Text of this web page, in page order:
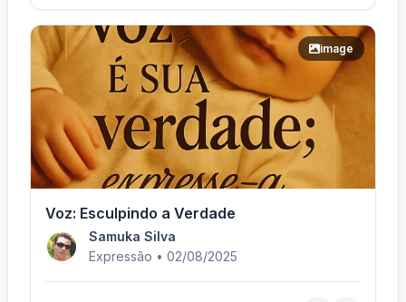
image
Voz: Esculpindo a Verdade
Samuka Silva
Expressão • 02/08/2025